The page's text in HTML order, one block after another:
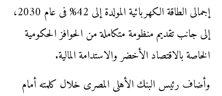
إجمالى الطاقة الكهربائية المولدة إلى 42% فى عام 2030،
إلى جانب تقديم منظومة متكاملة من الحوافز الحكومية
الخاصة بالاقتصاد الأخضر والاستدامة المالية.
وأضاف رئيس البنك الأهلى المصرى خلال كلمته أمام